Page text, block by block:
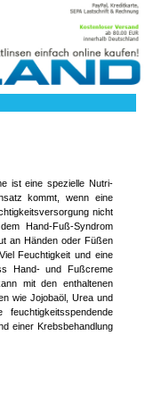
ist eine spezielle Nutri-
kommt, wenn eine
nicht
Hand-Fuß-Syndrom
an Händen oder Füßen
Feuchtigkeit und eine
Hand- und Fußcreme
mit den enthaltenen
wie Jojobaöl, Urea und
einer Krebsbehandlung